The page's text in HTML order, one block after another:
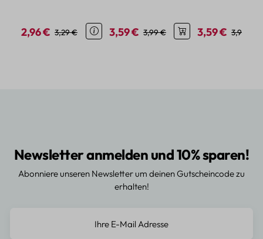
Verkaufspreis:
2,96 € Regulärer Preis:
3,29 €
Verkaufspreis:
3,59 € Regulärer Preis:
3,99 € Verkaufspreis:
3,59 € 3,99 €
Newsletter anmelden und 10% sparen!
Abonniere unseren Newsletter um deinen Gutscheincode zu
erhalten!